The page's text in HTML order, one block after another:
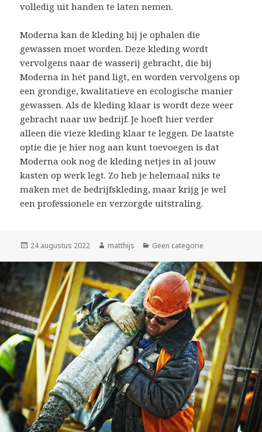
volledig uit handen te laten nemen.
Moderna kan de kleding bij je ophalen die
gewassen moet worden. Deze kleding wordt
vervolgens naar de wasserij gebracht, die bij
Moderna in het pand ligt, en worden vervolgens op
een grondige, kwalitatieve en ecologische manier
gewassen. Als de kleding klaar is wordt deze weer
gebracht naar uw bedrijf. Je hoeft hier verder
alleen die vieze kleding klaar te leggen. De laatste
optie die je hier nog aan kunt toevoegen is dat
Moderna ook nog de kleding netjes in al jouw
kasten op werk legt. Zo heb je helemaal niks te
maken met de bedrijfskleding, maar krijg je wel
een professionele en verzorgde uitstraling.
Geplaatst
24 augustus 2022 Auteur
matthijs Categorieën
Geen categorie